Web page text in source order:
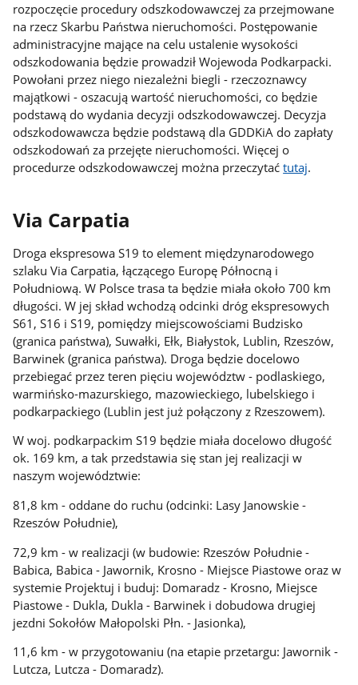
rozpoczęcie procedury odszkodowawczej za przejmowane
na rzecz Skarbu Państwa nieruchomości. Postępowanie
administracyjne mające na celu ustalenie wysokości
odszkodowania będzie prowadził Wojewoda Podkarpacki.
Powołani przez niego niezależni biegli - rzeczoznawcy
majątkowi - oszacują wartość nieruchomości, co będzie
podstawą do wydania decyzji odszkodowawczej. Decyzja
odszkodowawcza będzie podstawą dla GDDKiA do zapłaty
odszkodowań za przejęte nieruchomości. Więcej o
procedurze odszkodowawczej można przeczytaćtutaj.
Via Carpatia
Droga ekspresowa S19 to element międzynarodowego
szlaku Via Carpatia, łączącego Europę Północną i
Południową. W Polsce trasa ta będzie miała około 700 km
długości. W jej skład wchodzą odcinki dróg ekspresowych
S61, S16 i S19, pomiędzy miejscowościami Budzisko
(granica państwa), Suwałki, Ełk, Białystok, Lublin, Rzeszów,
Barwinek (granica państwa). Droga będzie docelowo
przebiegać przez teren pięciu województw - podlaskiego,
warmińsko-mazurskiego, mazowieckiego, lubelskiego i
podkarpackiego (Lublin jest już połączony z Rzeszowem).
W woj. podkarpackim S19 będzie miała docelowo długość
ok. 169 km, a tak przedstawia się stan jej realizacji w
naszym województwie:
81,8 km - oddane do ruchu (odcinki: Lasy Janowskie -
Rzeszów Południe),
72,9 km - w realizacji (w budowie: Rzeszów Południe -
Babica, Babica - Jawornik, Krosno - Miejsce Piastowe oraz w
systemie Projektuj i buduj: Domaradz - Krosno, Miejsce
Piastowe - Dukla, Dukla - Barwinek i dobudowa drugiej
jezdni Sokołów Małopolski Płn. - Jasionka),
11,6 km - w przygotowaniu (na etapie przetargu: Jawornik -
Lutcza, Lutcza - Domaradz).